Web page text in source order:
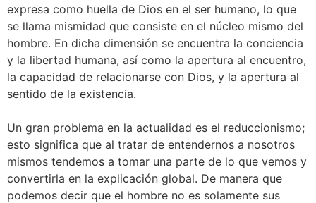
expresa como huella de Dios en el ser humano, lo que
se llama mismidad que consiste en el núcleo mismo del
hombre. En dicha dimensión se encuentra la conciencia
y la libertad humana, así como la apertura al encuentro,
la capacidad de relacionarse con Dios, y la apertura al
sentido de la existencia.
Un gran problema en la actualidad es el reduccionismo;
esto significa que al tratar de entendernos a nosotros
mismos tendemos a tomar una parte de lo que vemos y
convertirla en la explicación global. De manera que
podemos decir que el hombre no es solamente sus